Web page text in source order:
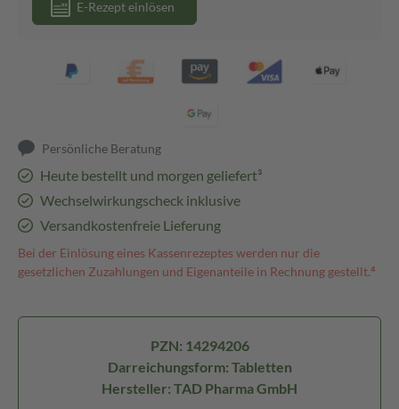
E-Rezept einlösen
Persönliche Beratung
Heute bestellt und morgen geliefert³
Wechselwirkungscheck inklusive
Versandkostenfreie Lieferung
Bei der Einlösung eines Kassenrezeptes werden nur die
gesetzlichen Zuzahlungen und Eigenanteile in Rechnung gestellt.⁴
PZN: 14294206
Darreichungsform: Tabletten
Hersteller: TAD Pharma GmbH